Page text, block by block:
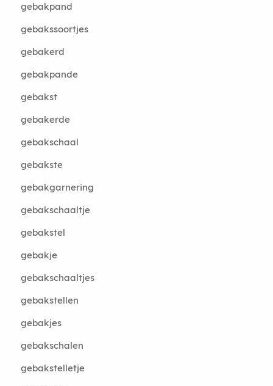
gebakpand
gebakssoortjes
gebakerd
gebakpande
gebakst
gebakerde
gebakschaal
gebakste
gebakgarnering
gebakschaaltje
gebakstel
gebakje
gebakschaaltjes
gebakstellen
gebakjes
gebakschalen
gebakstelletje